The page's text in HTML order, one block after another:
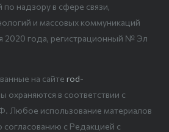
надзору в сфере связи,
и массовых коммуникаций
2020 года, регистрационный № Эл
на сайте rod-
охраняются в соответствии с
Любое использование материалов
согласованию с Редакцией с